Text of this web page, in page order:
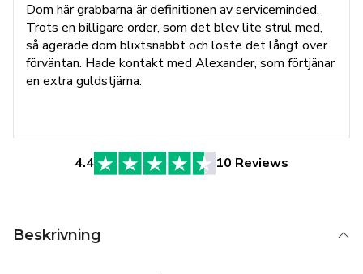
4.4 10 Reviews
Dom här grabbarna är definitionen av serviceminded.
Trots en billigare order, som det blev lite strul med,
så agerade dom blixtsnabbt och löste det långt över
förväntan. Hade kontakt med Alexander, som förtjänar
en extra guldstjärna.
Beskrivning